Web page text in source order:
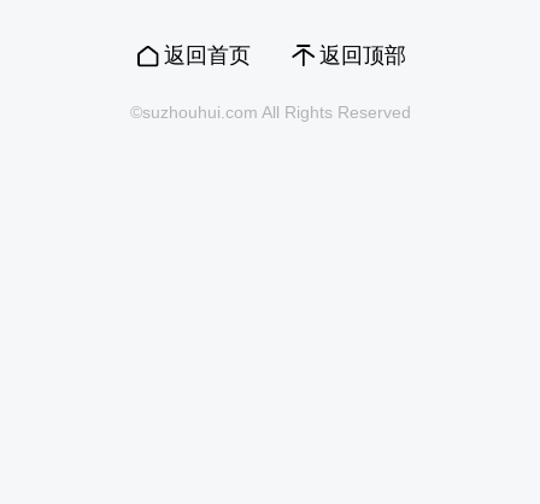
返回首页 返回顶部
©suzhouhui.com All Rights Reserved